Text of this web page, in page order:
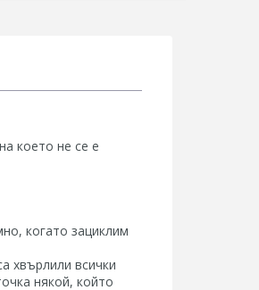
което не се е
когато зациклим
хвърлили всички
някой, който